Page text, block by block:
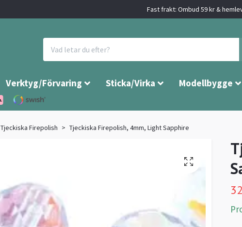
Fast frakt: Ombud 59 kr &
Verktyg/Förvaring Sticka/Virka Modellbygge
Tjeckiska Firepolish Tjeckiska Firepolish, 4mm, Light Sapphire